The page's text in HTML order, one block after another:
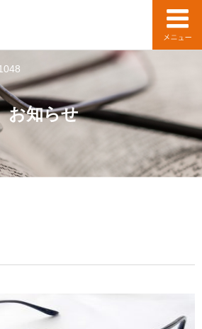
お知らせ